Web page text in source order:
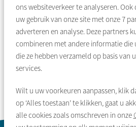
ons websiteverkeer te analyseren.
uw gebruik van onze site met onze7
adverteren en analyse. Deze partners
combineren met andere informatie die
die ze hebben verzameld op basis van
services.
Wilt u uw voorkeuren aanpassen, klik
op ‘Alles toestaan’ te klikken, gaat u
alle cookies zoals omschreven in onze
Stel uw vraag
stel uw vraag of zoek op